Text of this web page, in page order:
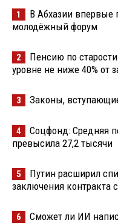
1
В Абхазии
молодёжный форум
2
Пенсию по
уровне не ниже 40% от
3 Законы,
4
Соцфонд: Средняя
превысила 27,2 тысячи
5
Путин расширил
заключения контракта
6 Сможет ли ИИ